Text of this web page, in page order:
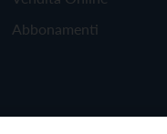
Abbonamenti